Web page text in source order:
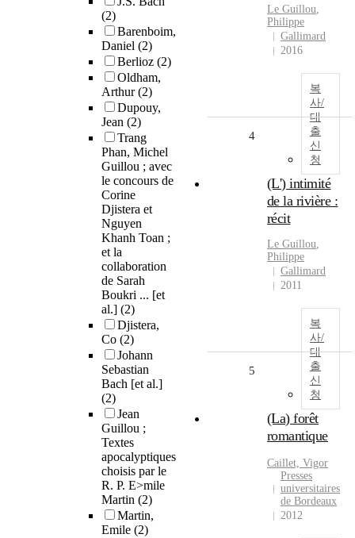
(2)
Barenboim,
Daniel (2)
Berlioz (2)
Oldham,
Arthur(2)
Dupouy,
Jean (2)
Trang
Phan, Michel
Guillou ; avec
le concours de
Corine
Djistera et
Nguyen
Khanh Toan ;
et la
collaboration
de Sarah
Boukri ... [et
al.] (2)
Djistera,
Co (2)
Johann
Sebastian
Bach [et al.]
(2)
Jean
Guillou ;
Textes
apocalyptiques
choisis par le
R. P. E>mile
Martin (2)
Martin,
Emile (2)
Le Guillou,
Philippe
Gallimard
2016
복
사/
대
출
신
청
4
(L') intimité
de la rivière :
récit
Le Guillou,
Philippe
Gallimard
2011
복
사/
대
출
신
청
5
(La) forêt
romantique
Caillet, Vigor
Presses
universitaires
de Bordeaux
2012